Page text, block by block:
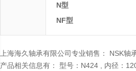
N型
NF型
上海海久轴承有限公司专业销售： NSK轴
产品相关信息有： 型号：N424 , 内径：